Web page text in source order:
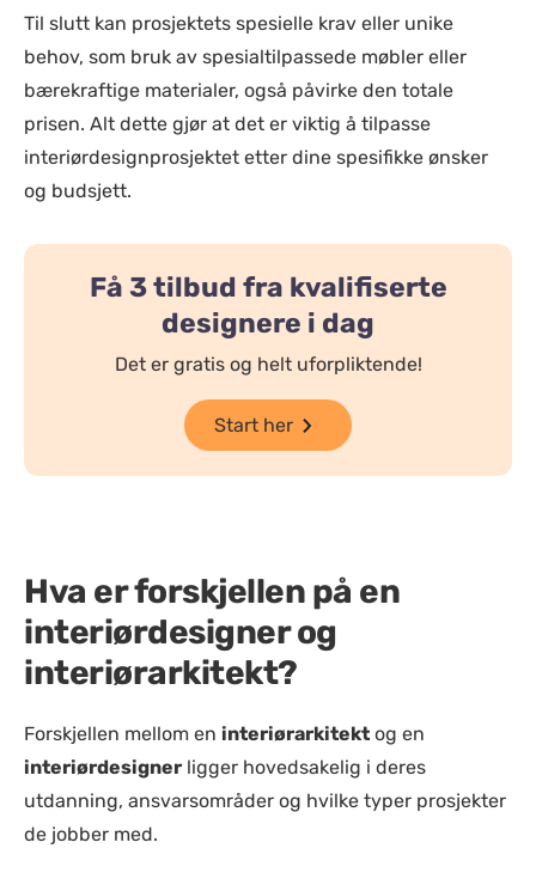
Til slutt kan prosjektets spesielle krav eller unike
behov, som bruk av spesialtilpassede møbler eller
bærekraftige materialer, også påvirke den totale
prisen. Alt dette gjør at det er viktig å tilpasse
interiørdesignprosjektet etter dine spesifikke ønsker
og budsjett.
Få 3 tilbud fra kvalifiserte
designere i dag
Det er gratis og helt uforpliktende!
Start her
Hva er forskjellen på en
interiørdesigner og
interiørarkitekt?
Forskjellen mellom en interiørarkitekt og en
interiørdesigner ligger hovedsakelig i deres
utdanning, ansvarsområder og hvilke typer prosjekter
de jobber med.